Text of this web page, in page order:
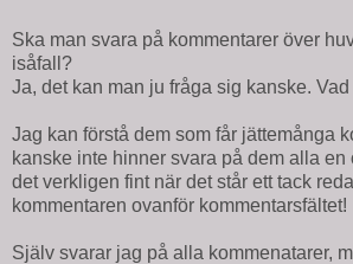
Ska man svara på kommentarer över
isåfall?
Ja, det kan man ju fråga sig kanske.
Jag kan förstå dem som får jättemånga
kanske inte hinner svara på dem alla en
det verkligen fint när det står ett tack
kommentaren ovanför kommentarsfältet!
Själv svarar jag på alla kommenatarer,